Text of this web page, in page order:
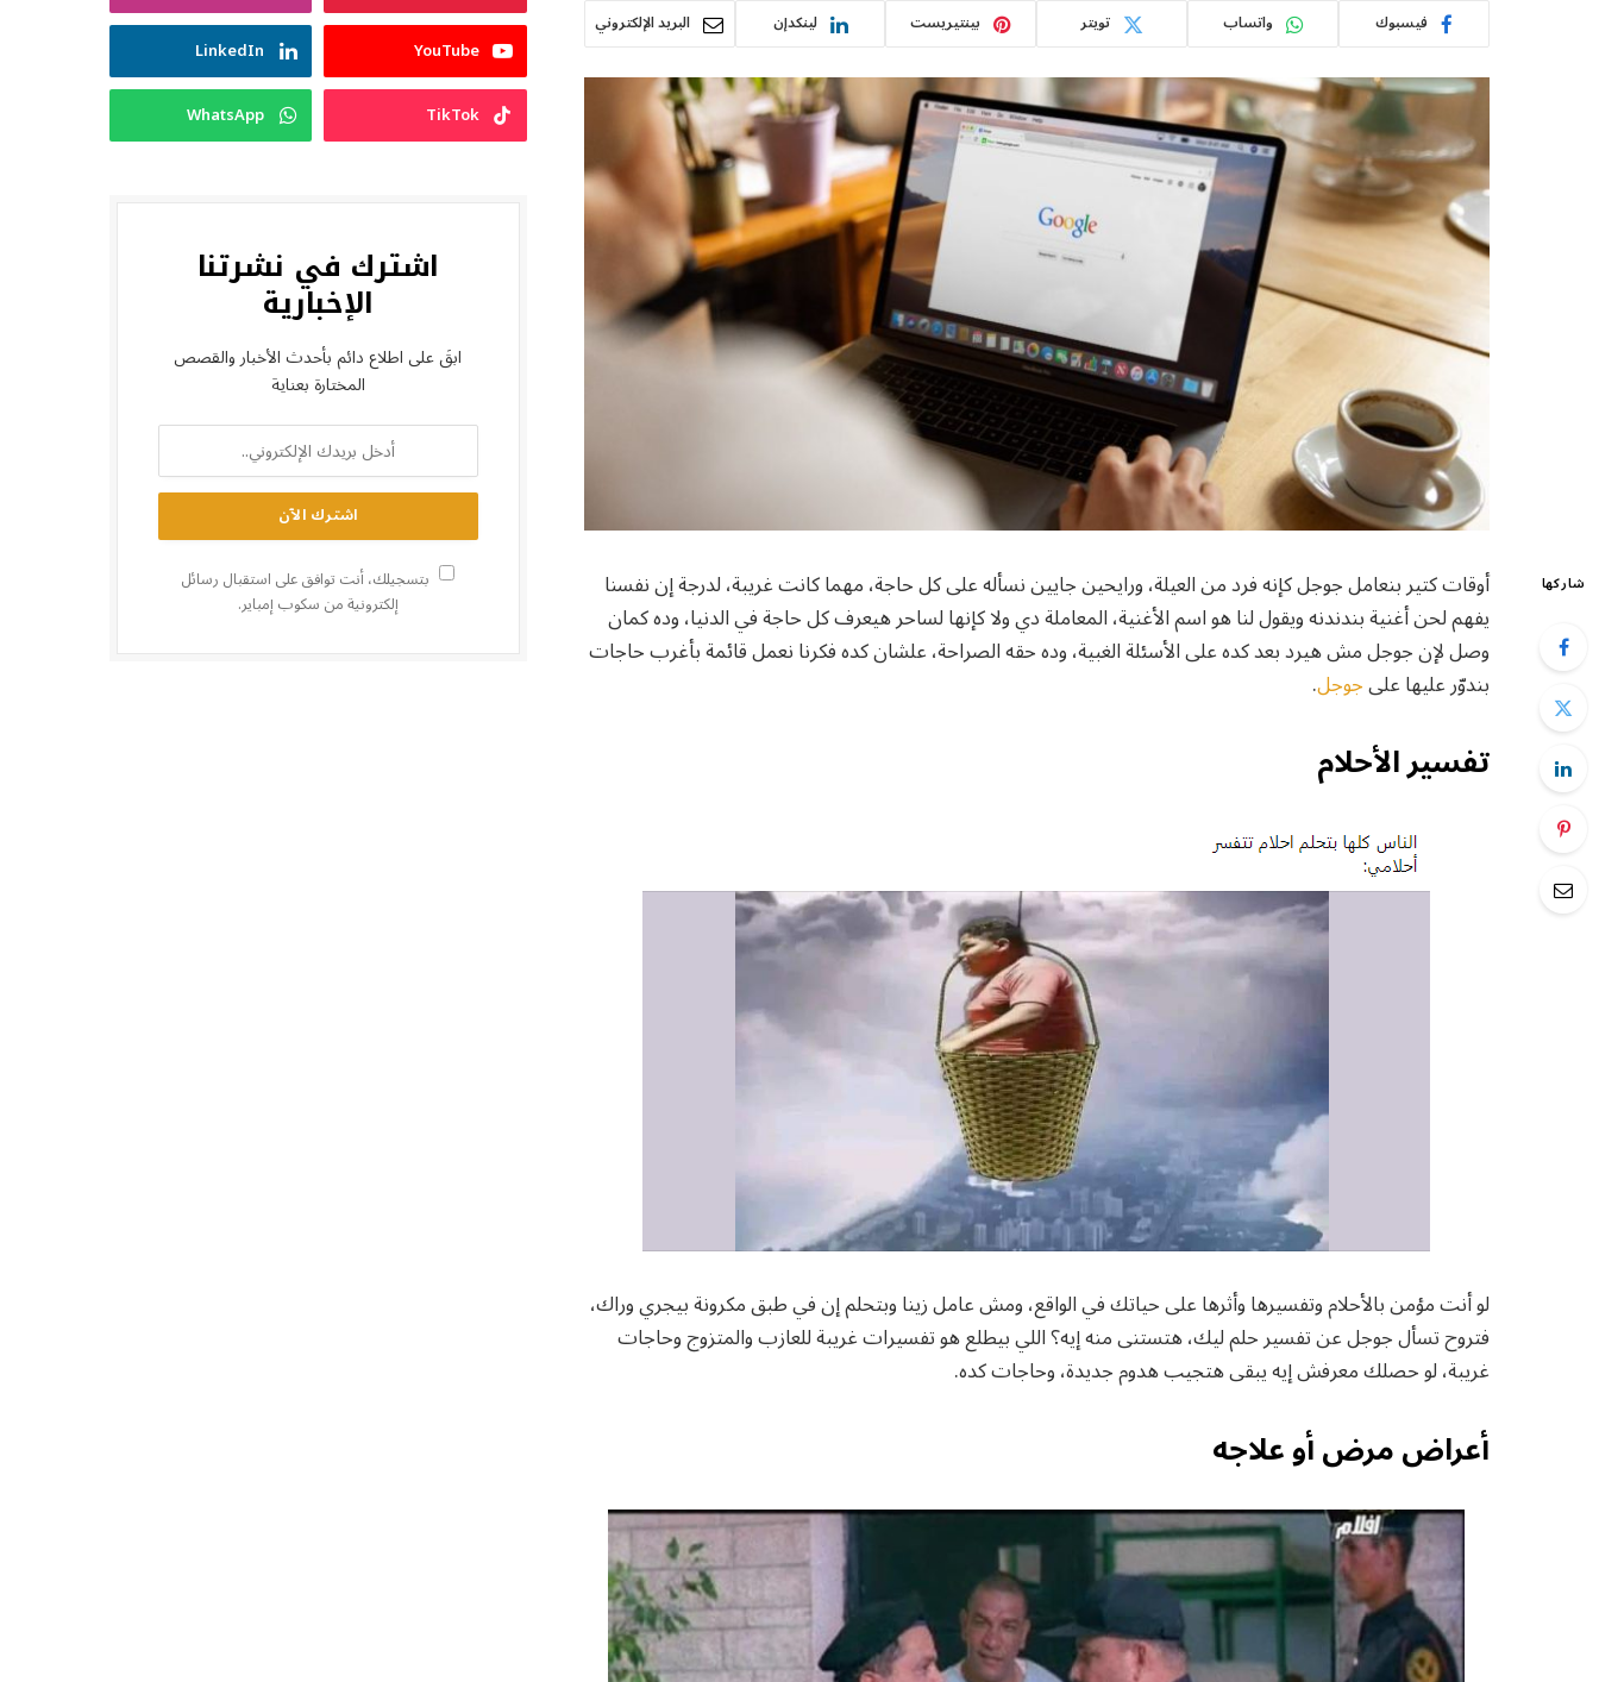
فيسبوك واتساب تويتر بينتيريست لينكدإن البريد الإلكتروني
شاركها
أوقات كتير بنعامل جوجل كإنه فرد من العيلة، ورايحين جايين نسأله على كل حاجة، مهما كانت غريبة، لدرجة إن نفسنا
يفهم لحن أغنية بندندنه ويقول لنا هو اسم الأغنية، المعاملة دي ولا كإنها لساحر هيعرف كل حاجة في الدنيا، وده كمان
وصل لإن جوجل مش هيرد بعد كده على الأسئلة الغبية، وده حقه الصراحة، علشان كده فكرنا نعمل قائمة بأغرب حاجات
بندوّر عليها علىجوجل.
تفسير الأحلام
لو أنت مؤمن بالأحلام وتفسيرها وأثرها على حياتك في الواقع، ومش عامل زينا وبتحلم إن في طبق مكرونة بيجري وراك،
فتروح تسأل جوجل عن تفسير حلم ليك، هتستنى منه إيه؟ اللي بيطلع هو تفسيرات غريبة للعازب والمتزوج وحاجات
غريبة، لو حصلك معرفش إيه يبقى هتجيب هدوم جديدة، وحاجات كده.
أعراض مرض أو علاجه
YouTube
LinkedIn
TikTok
WhatsApp
اشترك في نشرتنا
الإخبارية
ابقَ على اطلاع دائم بأحدث الأخبار والقصص
المختارة بعناية
بتسجيلك، أنت توافق على استقبال رسائل
إلكترونية من سكوب إمباير.